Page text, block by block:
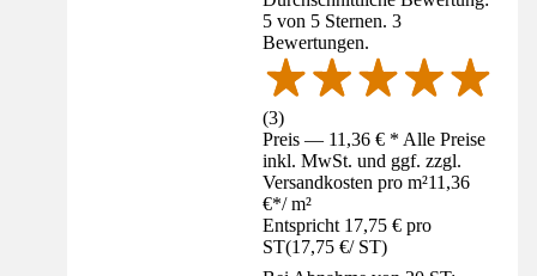
5 von 5 Sternen. 3
Bewertungen.
(3)
Preis — 11,36 € * Alle Preise
inkl. MwSt. und ggf. zzgl.
Versandkosten pro m²11,36
€*/ m²
Entspricht 17,75 € pro
ST(17,75 €/ ST)